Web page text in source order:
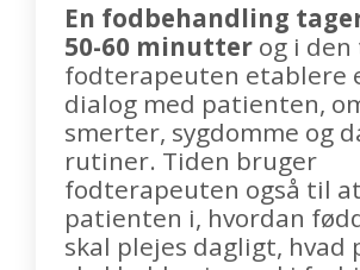
En fodbehandling
50-60 minutter og i
fodterapeuten etablere
dialog med patienten,
smerter, sygdomme og
rutiner. Tiden bruger
fodterapeuten også til
patienten i, hvordan
skal plejes dagligt, hvad